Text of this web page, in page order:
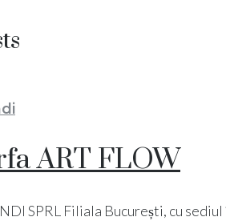
ART FLOW
SPRL Filiala București, cu